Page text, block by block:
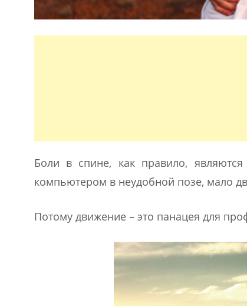
Боли в спине, как правило,
компьютером в неудобной позе, мало
Потому движение – это панацея для